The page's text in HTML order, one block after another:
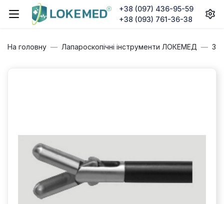
+38 (097) 436-95-59
+38 (093) 761-36-38
На головну Лапароскопічні інструменти ЛОКЕМЕД